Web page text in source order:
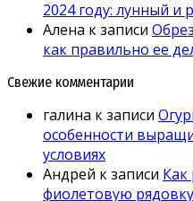
2024 году: лунный и
Алена к записи
как правильно ее
Свежие комментарии
галина к записи
особенности
условиях
Андрей к записи Как
фиолетовую